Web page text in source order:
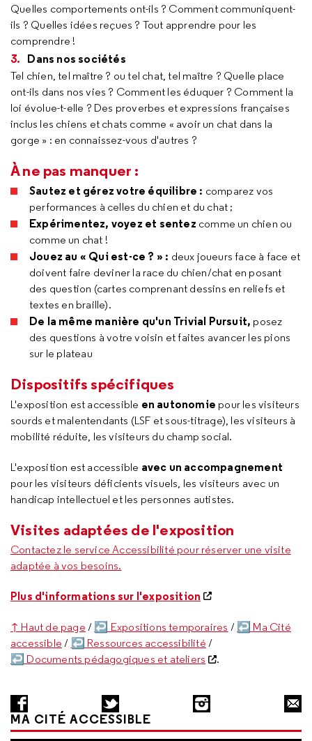
Quelles comportements ont-ils ? Comment communiquent-
ils ? Quelles idées reçues ? Tout apprendre pour les
comprendre !
Dans nos sociétés
Tel chien, tel maître ? ou tel chat, tel maître ? Quelle place
ont-ils dans nos vies ? Comment les éduquer ? Comment la
loi évolue-t-elle ? Des proverbes et expressions françaises
inclus les chiens et chats comme « avoir un chat dans la
gorge » : en connaissez-vous d'autres ?
À ne pas manquer :
Sautez et gérez votre équilibre : comparez vos
performances à celles du chien et du chat ;
Expérimentez, voyez et sentez comme un chien ou
comme un chat !
Jouez au « Qui est-ce ? » : deux joueurs face à face et
doivent faire deviner la race du chien/chat en posant
des question (cartes comprenant dessins en reliefs et
textes en braille).
De la même manière qu'un Trivial Pursuit, posez
des questions à votre voisin et faites avancer les pions
sur le plateau
Dispositifs spécifiques
L'exposition est accessible en autonomie pour les visiteurs
sourds et malentendants (LSF et sous-titrage), les visiteurs à
mobilité réduite, les visiteurs du champ social.
L'exposition est accessible avec un accompagnement
pour les visiteurs déficients visuels, les visiteurs avec un
handicap intellectuel et les personnes autistes.
Visites adaptées de l'exposition
Contactez le service Accessibilité pour réserver une visite
adaptée à vos besoins.
Plus d'informations sur l'exposition
↑ Haut de page / ↩ Expositions temporaires / ↩ Ma Cité
accessible / ↩ Ressources accessibilité /
↩ Documents pédagogiques et ateliers
.
MA CITÉ ACCESSIBLE